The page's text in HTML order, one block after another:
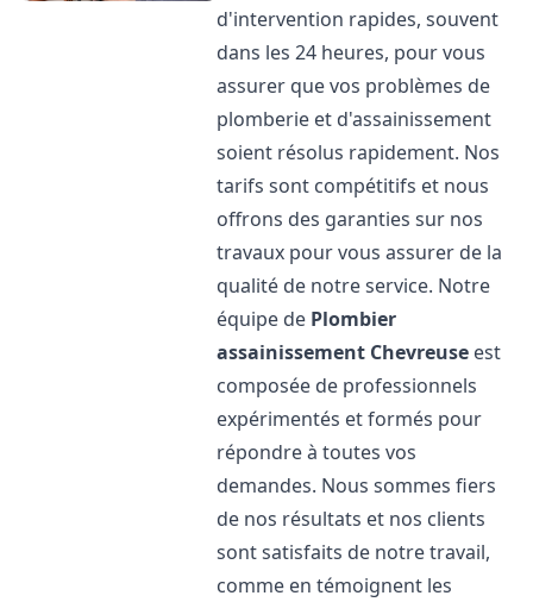
d'intervention rapides, souvent
dans les 24 heures, pour vous
assurer que vos problèmes de
plomberie et d'assainissement
soient résolus rapidement. Nos
tarifs sont compétitifs et nous
offrons des garanties sur nos
travaux pour vous assurer de la
qualité de notre service. Notre
équipe de Plombier
assainissement Chevreuse est
composée de professionnels
expérimentés et formés pour
répondre à toutes vos
demandes. Nous sommes fiers
de nos résultats et nos clients
sont satisfaits de notre travail,
comme en témoignent les